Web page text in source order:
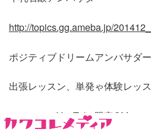
http://topics.gg.ameba.jp/
ポジティブドリームアンバサダー
出張レッスン、単発ゃ体験レッ
アジエンスYouTube限定CM